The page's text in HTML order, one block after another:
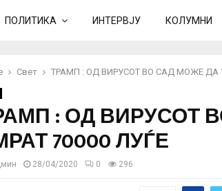
ПОЛИТИКА ИНТЕРВЈУ КОЛУМНИ
Свет ТРАМП : ОД ВИРУСОТ ВО САД МОЖЕ ДА
: ОД ВИРУСОТ
70000 ЛУЃЕ
28/04/2020 0 296